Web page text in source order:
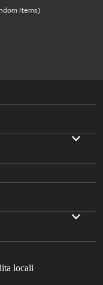
Items)
locali